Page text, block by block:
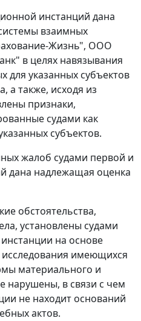
инстанций дана
взаимных
Жизнь", ООО
в целях навязывания
для указанных субъектов
а также, исходя из
признаки,
судами как
субъектов.
жалоб судами первой и
дана надлежащая оценка
обстоятельства,
установлены судами
на основе
исследования имеющихся
материального и
нарушены, в связи с чем
не находит оснований
актов.